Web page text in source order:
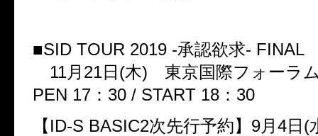
■SID TOUR 2019 -承認欲求- FINAL
11月21日(木) 東京国際フォーラ
PEN 17：30 / START 18：30
【ID-S BASIC2次先行予約】9月4日(